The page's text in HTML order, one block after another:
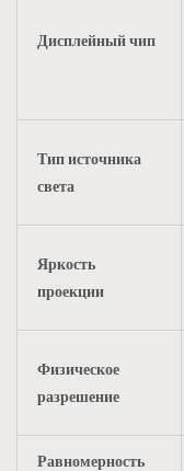
Дисплейный чип
Тип источника
света
Яркость
проекции
Физическое
разрешение
Равномерность